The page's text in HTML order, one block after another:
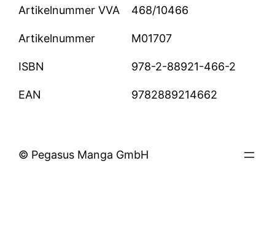
Artikelnummer VVA 468/10466
Artikelnummer M01707
ISBN 978-2-88921-466-2
EAN 9782889214662
© Pegasus Manga GmbH